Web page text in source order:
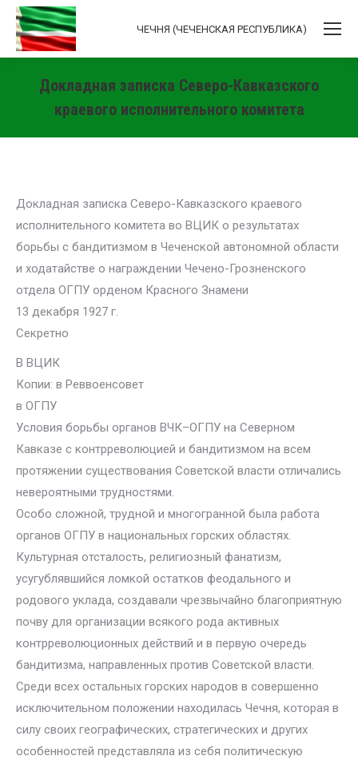
ЧЕЧНЯ (ЧЕЧЕНСКАЯ РЕСПУБЛИКА)
Докладная записка Северо-Кавказского
краевого исполнительного комитета
Докладная записка Северо-Кавказского краевого
исполнительного комитета во ВЦИК о результатах
борьбы с бандитизмом в Чеченской автономной области
и ходатайстве о награждении Чечено-Грозненского
отдела ОГПУ орденом Красного Знамени
13 декабря 1927 г.
Секретно
В ВЦИК
Копии: в Реввоенсовет
в ОГПУ
Условия борьбы органов ВЧК–ОГПУ на Северном
Кавказе с контрреволюцией и бандитизмом на всем
протяжении существования Советской власти отличались
невероятными трудностями.
Особо сложной, трудной и многогранной была работа
органов ОГПУ в национальных горских областях.
Культурная отсталость, религиозный фанатизм,
усугублявшийся ломкой остатков феодального и
родового уклада, создавали чрезвычайно благоприятную
почву для организации всякого рода активных
контрреволюционных действий и в первую очередь
бандитизма, направленных против Советской власти.
Среди всех остальных горских народов в совершенно
исключительном положении находилась Чечня, которая в
силу своих географических, стратегических и других
особенностей представляла из себя политическую